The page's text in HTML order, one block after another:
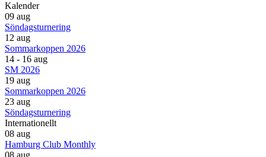
Kalender
09 aug
Söndagsturnering
12 aug
Sommarkoppen 2026
14 - 16 aug
SM 2026
19 aug
Sommarkoppen 2026
23 aug
Söndagsturnering
Internationellt
08 aug
Hamburg Club Monthly
08 aug